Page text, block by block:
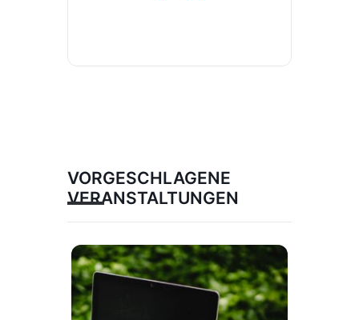
VORGESCHLAGENE
VERANSTALTUNGEN